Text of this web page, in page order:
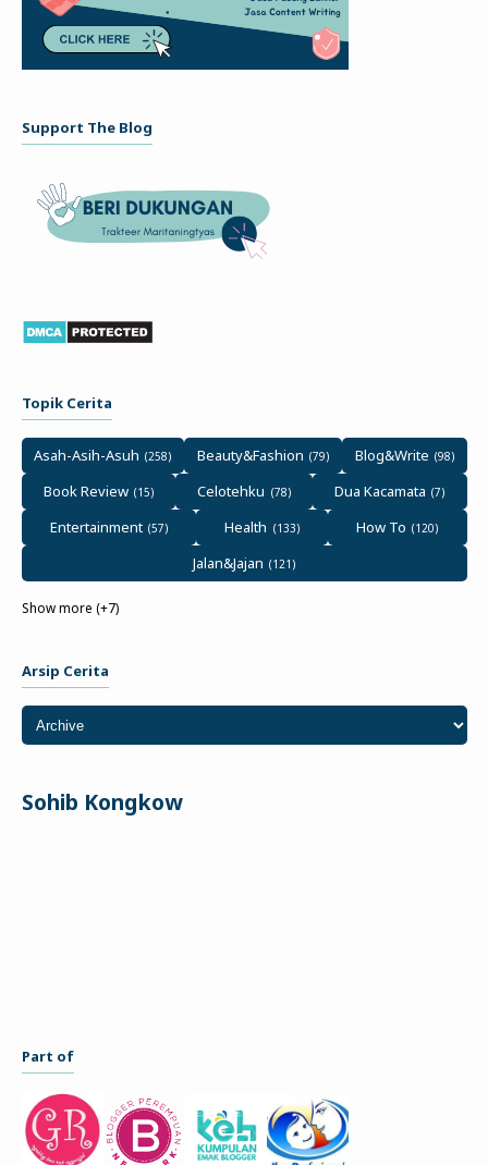
Support The Blog
Topik Cerita
Asah-Asih-Asuh Beauty&Fashion
Blog&Write
Book Review
Celotehku
Dua Kacamata
Entertainment
Health
How To
Jalan&Jajan
Show more (+7)
Arsip Cerita
Sohib Kongkow
Part of